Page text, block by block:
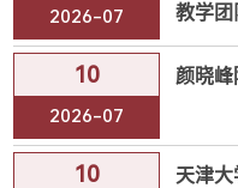
2026-07
教学团
10
2026-07
颜晓
10 天津